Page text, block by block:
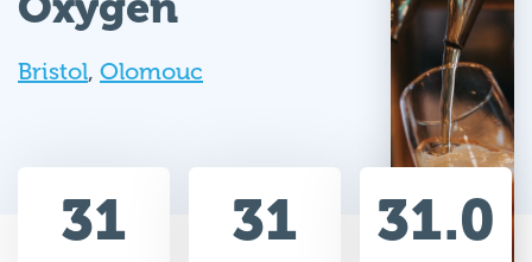
Bristol, Olomouc
31 31 31.0